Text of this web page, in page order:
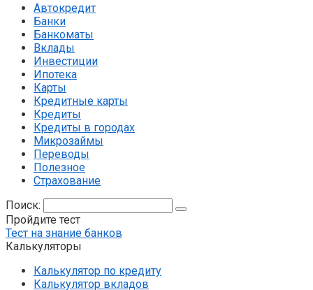
Автокредит
Банки
Банкоматы
Вклады
Инвестиции
Ипотека
Карты
Кредитные карты
Кредиты
Кредиты в городах
Микрозаймы
Переводы
Полезное
Страхование
Поиск:
Пройдите тест
Тест на знание банков
Калькуляторы
Калькулятор по кредиту
Калькулятор вкладов